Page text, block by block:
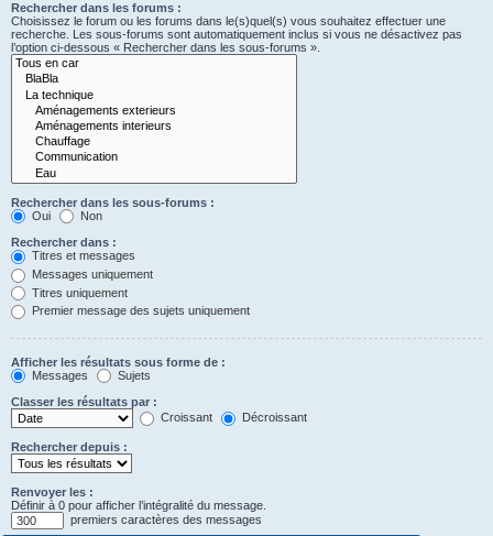
Rechercher dans les forums :
Choisissez le forum ou les forums dans le(s)quel(s) vous souhaitez effectuer une
recherche. Les sous-forums sont automatiquement inclus si vous ne désactivez pas
l’option ci-dessous « Rechercher dans les sous-forums ».
Rechercher dans les sous-forums :
Oui
Non
Rechercher dans :
Titres et messages
Messages uniquement
Titres uniquement
Premier message des sujets uniquement
Afficher les résultats sous forme de :
Messages
Sujets
Classer les résultats par :
Croissant
Décroissant
Rechercher depuis :
Renvoyer les :
Définir à 0 pour afficher l’intégralité du message.
premiers caractères des messages